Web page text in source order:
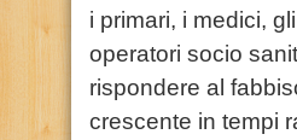
i primari, i medici,
operatori socio
rispondere al
crescente in tempi